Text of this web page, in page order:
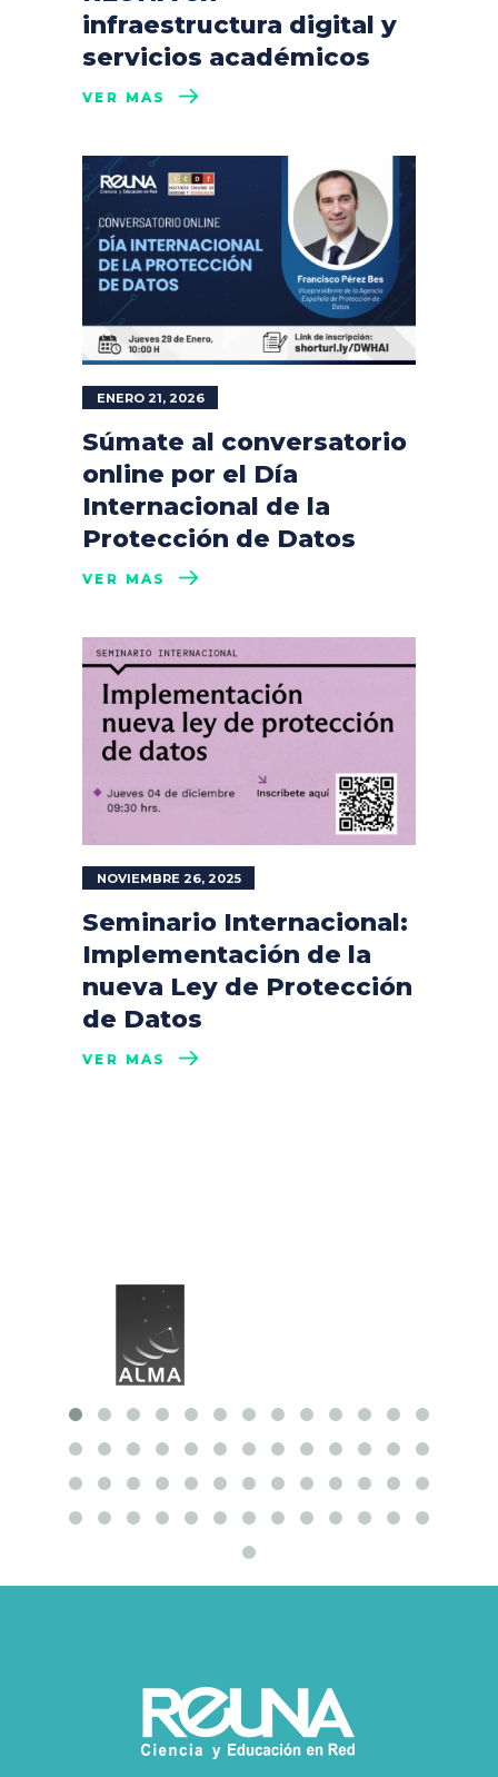
infraestructura digital y
servicios académicos
VER MÁS
ENERO 21, 2026
Súmate al conversatorio
online por el Día
Internacional de la
Protección de Datos
VER MÁS
NOVIEMBRE 26, 2025
Seminario Internacional:
Implementación de la
nueva Ley de Protección
de Datos
VER MÁS